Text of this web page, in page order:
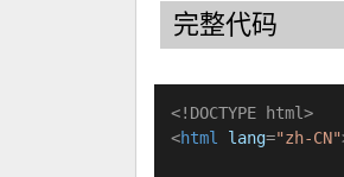
完整代码
<!DOCTYPE html>
<html lang="zh-CN"